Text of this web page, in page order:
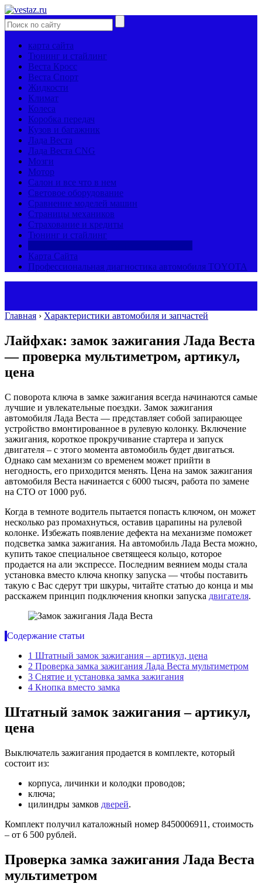
карта сайта
Тюнинг и стайлинг
Веста Кросс
Веста Спорт
Жидкости
Климат
Колеса
Коробка передач
Кузов и багажник
Лада Веста
Лада Веста CNG
Мозги
Мотор
Салон и все что в нем
Световое оборудование
Сравнение моделей машин
Страницы механиков
Страхование и кредиты
Тюнинг и стайлинг
Карта Сайта
Профессиональная диагностика автомобиля TOYOTA
Главная › Характеристики автомобиля и запчастей
Лайфхак: замок зажигания Лада Веста
— проверка мультиметром, артикул,
цена
С поворота ключа в замке зажигания всегда начинаются самые
лучшие и увлекательные поездки. Замок зажигания
автомобиля Лада Веста — представляет собой запирающее
устройство вмонтированное в рулевую колонку. Включение
зажигания, короткое прокручивание стартера и запуск
двигателя – с этого момента автомобиль будет двигаться.
Однако сам механизм со временем может прийти в
негодность, его приходится менять. Цена на замок зажигания
автомобиля Веста начинается с 6000 тысяч, работа по замене
на СТО от 1000 руб.
Когда в темноте водитель пытается попасть ключом, он может
несколько раз промахнуться, оставив царапины на рулевой
колонке. Избежать появление дефекта на механизме поможет
подсветка замка зажигания. На автомобиль Лада Веста можно,
купить такое специальное светящееся кольцо, которое
продается на али экспрессе. Последним веянием моды стала
установка вместо ключа кнопку запуска — чтобы поставить
такую с Вас сдерут три шкуры, читайте статью до конца и мы
расскажем принцип подключения кнопки запуска двигателя.
Содержание статьи
1 Штатный замок зажигания – артикул, цена
2 Проверка замка зажигания Лада Веста мультиметром
3 Снятие и установка замка зажигания
4 Кнопка вместо замка
Штатный замок зажигания – артикул,
цена
Выключатель зажигания продается в комплекте, который
состоит из:
корпуса, личинки и колодки проводов;
ключа;
цилиндры замков дверей.
Комплект получил каталожный номер 8450006911, стоимость
– от 6 500 рублей.
Проверка замка зажигания Лада Веста
мультиметром